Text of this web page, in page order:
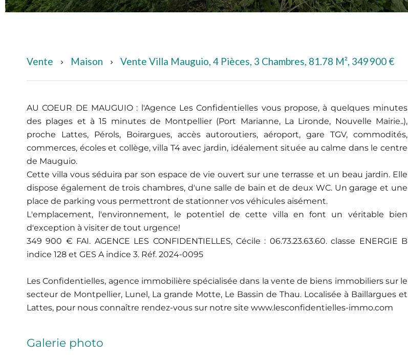
Vente Maison Vente Villa Mauguio, 4 Pièces, 3 Chambres, 81.78 M², 349 900 €
AU COEUR DE MAUGUIO : l'Agence Les Confidentielles vous propose, à quelques minutes
des plages et à 15 minutes de Montpellier (Port Marianne, La Lironde, Nouvelle Mairie..),
proche Lattes, Pérols, Boirargues, accès autoroutiers, aéroport, gare TGV, commodités,
commerces, écoles et collège, villa T4 avec jardin, idéalement située au calme dans le centre
de Mauguio.
Cette villa vous séduira par son espace de vie ouvert sur une terrasse et un beau jardin. Elle
dispose également de trois chambres, d'une salle de bain et de deux WC. Un garage et une
place de parking vous permettront de stationner vos véhicules aisément.
L'emplacement, l'environnement, le potentiel de cette villa en font un véritable bien
d'exception à visiter de tout urgence!
349 900 € FAI. AGENCE LES CONFIDENTIELLES, Cécile : 06.73.23.63.60. classe ENERGIE B
indice 128 et GES A indice 3. Réf. 2024-0095
Les Confidentielles, agence immobilière spécialisée dans la vente de biens immobiliers sur le
secteur de Montpellier, Lunel, La grande Motte, Le Bassin de Thau. Localisée à Baillargues et
Lattes, pour nous connaître rendez-vous sur notre site www.lesconfidentielles-immo.com
Galerie photo